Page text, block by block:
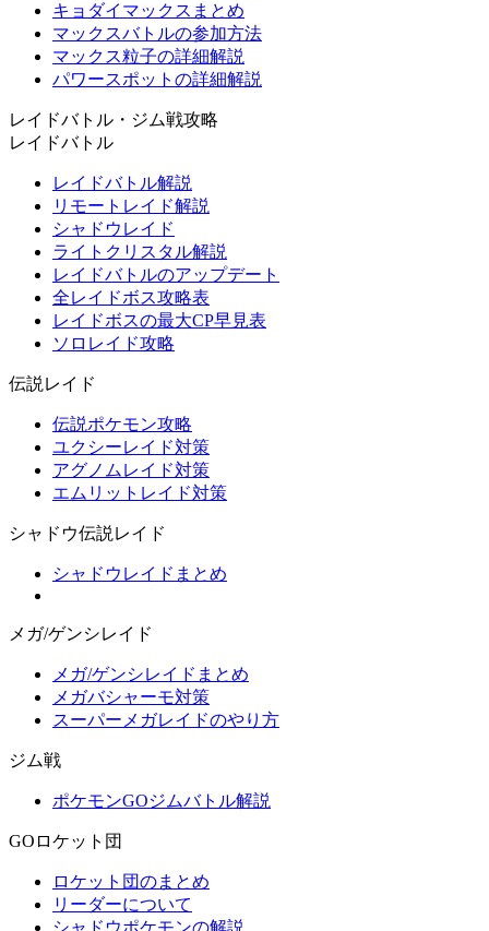
キョダイマックスまとめ
マックスバトルの参加方法
マックス粒子の詳細解説
パワースポットの詳細解説
レイドバトル・ジム戦攻略
レイドバトル
レイドバトル解説
リモートレイド解説
シャドウレイド
ライトクリスタル解説
レイドバトルのアップデート
全レイドボス攻略表
レイドボスの最大CP早見表
ソロレイド攻略
伝説レイド
伝説ポケモン攻略
ユクシーレイド対策
アグノムレイド対策
エムリットレイド対策
シャドウ伝説レイド
シャドウレイドまとめ
メガ/ゲンシレイド
メガ/ゲンシレイドまとめ
メガバシャーモ対策
スーパーメガレイドのやり方
ジム戦
ポケモンGOジムバトル解説
GOロケット団
ロケット団のまとめ
リーダーについて
シャドウポケモンの解説